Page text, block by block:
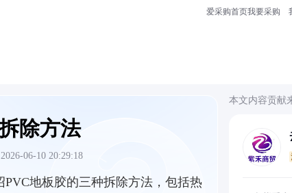
爱采购首页我要采购
除方法
2026-06-10 20:29:18
PVC地板胶的三种拆除方法，包括热
本文内容贡献